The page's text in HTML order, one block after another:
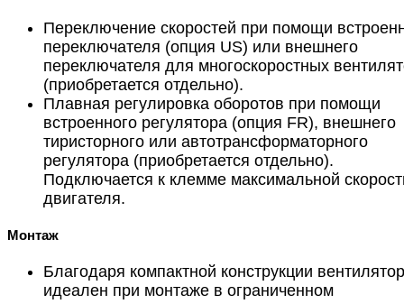
Переключение скоростей при помощи
переключателя (опция US) или внешнего
переключателя для многоскоростных
(приобретается отдельно).
Плавная регулировка оборотов при помощи
встроенного регулятора (опция FR), внешнего
тиристорного или автотрансформаторного
регулятора (приобретается отдельно).
Подключается к клемме максимальной
двигателя.
Монтаж
Благодаря компактной конструкции вентилятор
идеален при монтаже в ограниченном